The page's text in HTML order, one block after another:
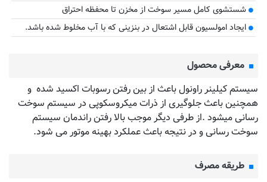
شستشوی کامل مسیر سوخت از مخزن تا محفظه احتراق
ایجاد امولسیون قابل اشتعال در بنزینی که با آب مخلوط شده باشد.
معرفی محصول
سیستم کیلینر راونول باعث از بین رفتن رسوبات اکسید شده و
همچنین باعث جلوگیری از ذرات میکروسکوپی در سیستم سوخت
رسانی میشود .از طرفی دیگر موجب بالا رفتن راندمان سیستم
سوخت رسانی و در نتیجه باعث عملکرد بهینه موتور می شود.
طریقه مصرف